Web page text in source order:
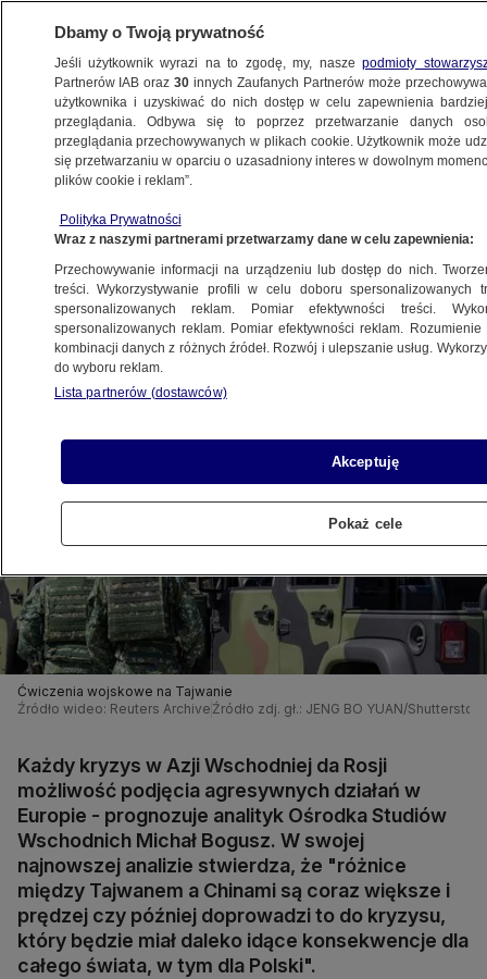
ŚWIAT
scenariuszy konfliktu. Co zrobi Rosja?
Konsekwencje dla Polski i świata
17.11.2023, 09:20
Udostępnij
Ćwiczenia wojskowe na Tajwanie
Źródło wideo: Reuters Archive Źródło zdj. gł.: JENG BO YUAN/
Każdy kryzys w Azji Wschodniej da Rosji
możliwość podjęcia agresywnych działań w
Europie - prognozuje analityk Ośrodka Studiów
Wschodnich Michał Bogusz. W swojej
najnowszej analizie stwierdza, że "różnice
między Tajwanem a Chinami są coraz większe i
prędzej czy później doprowadzi to do kryzysu,
który będzie miał daleko idące konsekwencje dla
całego świata, w tym dla Polski".
Dbamy o Twoją prywatność
Jeśli użytkownik wyrazi na to zgodę, my, naszepodmioty
Partnerów IAB oraz30 innych Zaufanych Partnerów może
użytkownika i uzyskiwać do nich dostęp w celu zapewnienia
przeglądania. Odbywa się to poprzez przetwarzanie danych
przeglądania przechowywanych w plikach cookie. Użytkownik może
się przetwarzaniu w oparciu o uzasadniony interes w dowolnym
plików cookie i reklam”.
Polityka Prywatności
Wraz z naszymi partnerami przetwarzamy dane w celu zapewnienia:
Przechowywanie informacji na urządzeniu lub dostęp do nich.
treści. Wykorzystywanie profili w celu doboru spersonalizowanych
spersonalizowanych reklam. Pomiar efektywności treści.
spersonalizowanych reklam. Pomiar efektywności reklam.
kombinacji danych z różnych źródeł. Rozwój i ulepszanie usług.
do wyboru reklam.
Lista partnerów (dostawców)
Akceptuję
Pokaż cele